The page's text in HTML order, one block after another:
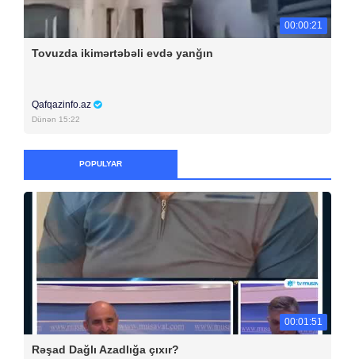
00:00:21
Tovuzda ikimərtəbəli evdə yanğın
Qafqazinfo.az
Dünən 15:22
POPULYAR
00:01:51
Rəşad Dağlı Azadlığa çıxır?